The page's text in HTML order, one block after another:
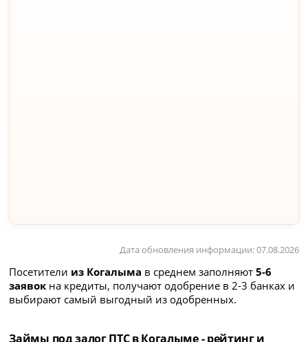
Дата обновления информации: 07.08.2026
Посетители из Когалыма в среднем заполняют5-6
заявок на кредиты, получают одобрение в 2-3 банках и
выбирают самый выгодный из одобренных.
Займы под залог ПТС в Когалыме - рейтинг и